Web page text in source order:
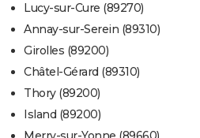
Lucy-sur-Cure (89270)
Annay-sur-Serein (89310)
Girolles (89200)
Châtel-Gérard (89310)
Thory (89200)
Island (89200)